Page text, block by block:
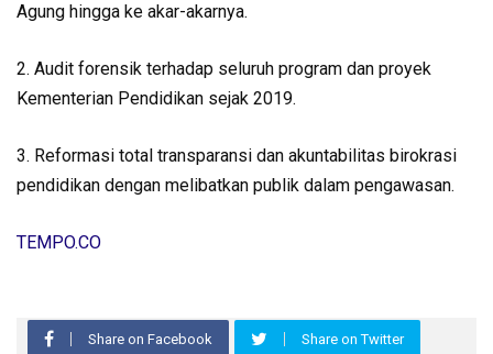
Agung hingga ke akar-akarnya.
2. Audit forensik terhadap seluruh program dan proyek
Kementerian Pendidikan sejak 2019.
3. Reformasi total transparansi dan akuntabilitas birokrasi
pendidikan dengan melibatkan publik dalam pengawasan.
TEMPO.CO
Share on Facebook Share on Twitter